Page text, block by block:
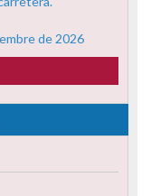
de 2026